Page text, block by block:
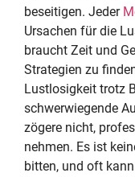
beseitigen. Jeder
Ursachen für die
braucht Zeit und
Strategien zu
Lustlosigkeit trotz
schwerwiegende
zögere nicht,
nehmen. Es ist
bitten, und oft